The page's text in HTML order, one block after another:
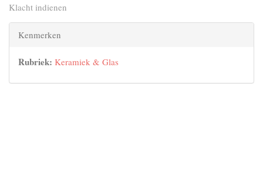
Klacht indienen
Kenmerken
Rubriek: Keramiek & Glas